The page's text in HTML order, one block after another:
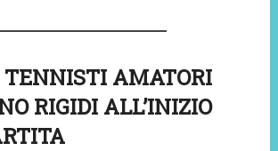
TENNISTI AMATORI
RIGIDI ALL’INIZIO